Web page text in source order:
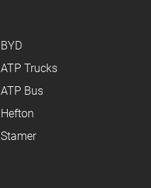
BYD
ATP Trucks
ATP Bus
Hefton
Stamer